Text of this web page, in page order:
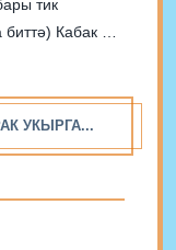
–
УКЫРГА...